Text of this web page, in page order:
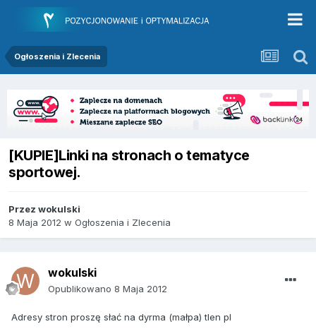
Ogłoszenia i Zlecenia
[KUPIE]Linki na stronach o tematyce
sportowej.
Przez wokulski
8 Maja 2012 w Ogłoszenia i Zlecenia
wokulski
Opublikowano 8 Maja 2012
Adresy stron proszę słać na dyrma (małpa) tlen pl